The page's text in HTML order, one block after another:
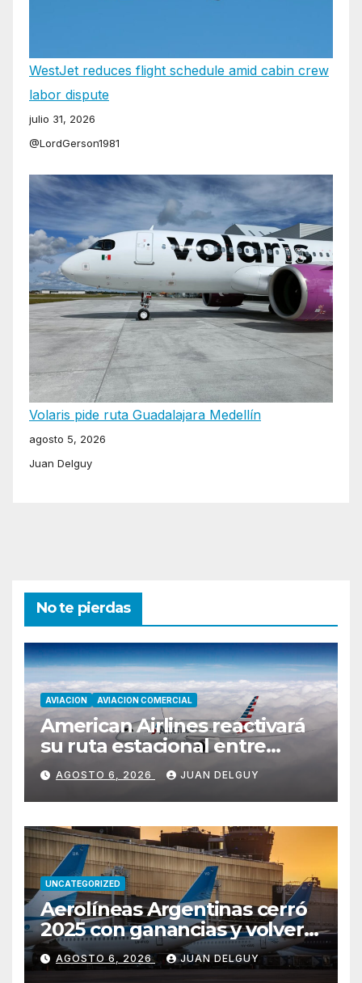
WestJet reduces flight schedule amid cabin crew
labor dispute
julio 31, 2026
@LordGerson1981
Volaris pide ruta Guadalajara Medellín
agosto 5, 2026
Juan Delguy
No te pierdas
AVIACION AVIACION COMERCIAL
American Airlines reactivará
su ruta estacional entre
Miami y Montevideo con
vuelos diarios
AGOSTO 6, 2026 JUAN DELGUY
UNCATEGORIZED
Aerolíneas Argentinas cerró
2025 con ganancias y volverá
a pagar impuesto a las
ganancias
AGOSTO 6, 2026 JUAN DELGUY